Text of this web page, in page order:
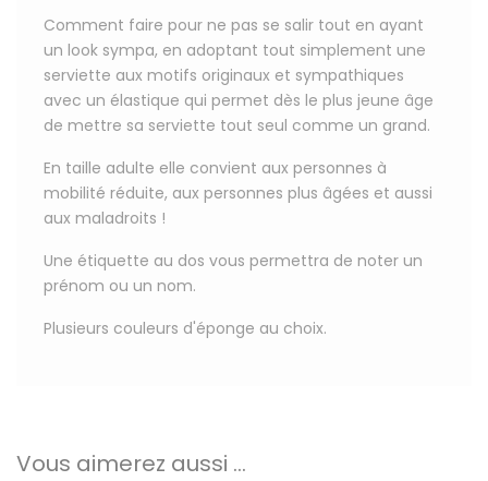
Comment faire pour ne pas se salir tout en ayant
un look sympa, en adoptant tout simplement une
serviette aux motifs originaux et sympathiques
avec un élastique qui permet dès le plus jeune âge
de mettre sa serviette tout seul comme un grand.
En taille adulte elle convient aux personnes à
mobilité réduite, aux personnes plus âgées et aussi
aux maladroits !
Une étiquette au dos vous permettra de noter un
prénom ou un nom.
Plusieurs couleurs d'éponge au choix.
Vous aimerez aussi ...